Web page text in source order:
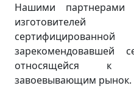
Нашими партнерами
зарекомендовавшей
относящейся к
завоевывающим рынок.